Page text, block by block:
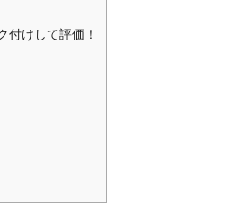
付けして評価！